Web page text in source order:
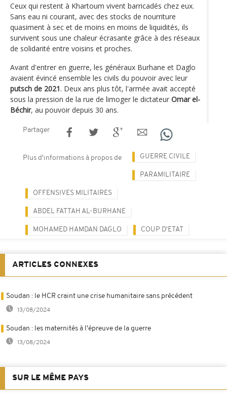
Ceux qui restent à Khartoum vivent barricadés chez eux.
Sans eau ni courant, avec des stocks de nourriture
quasiment à sec et de moins en moins de liquidités, ils
survivent sous une chaleur écrasante grâce à des réseaux
de solidarité entre voisins et proches.
Avant d'entrer en guerre, les généraux Burhane et Daglo
avaient évincé ensemble les civils du pouvoir avec leur
putsch de 2021. Deux ans plus tôt, l'armée avait accepté
sous la pression de la rue de limoger le dictateur Omar el-
Béchir, au pouvoir depuis 30 ans.
Partager
Plus d'informations à propos de GUERRE CIVILE
PARAMILITAIRE
OFFENSIVES MILITAIRES
ABDEL FATTAH AL-BURHANE
MOHAMED HAMDAN DAGLO COUP D'ETAT
ARTICLES CONNEXES
Soudan : le HCR craint une crise humanitaire sans précédent
13/08/2024
Soudan : les maternités à l'épreuve de la guerre
13/08/2024
SUR LE MÊME PAYS